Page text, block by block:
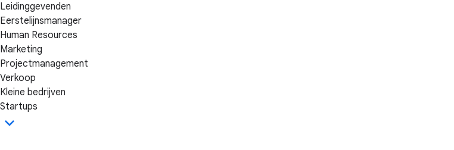
Leidinggevenden
Eerstelijnsmanager
Human Resources
Marketing
Projectmanagement
Verkoop
Kleine bedrijven
Startups